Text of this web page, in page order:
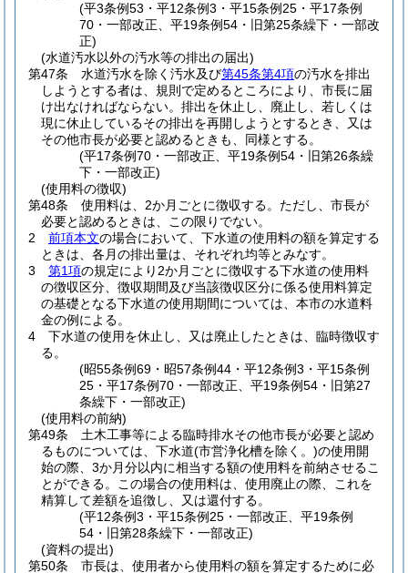
(平3条例53・平12条例3・平15条例25・平17条例
70・一部改正、平19条例54・旧第25条繰下・一部改
正)
(水道汚水以外の汚水等の排出の届出)
第47条
水道汚水を除く汚水及び第45条第4項の汚水を排出
しようとする者は、規則で定めるところにより、市長に届
け出なければならない。 排出を休止し、廃止し、若しくは
現に休止しているその排出を再開しようとするとき、又は
その他市長が必要と認めるときも、同様とする。
(平17条例70・一部改正、平19条例54・旧第26条繰
下・一部改正)
(使用料の徴収)
第48条
使用料は、2か月ごとに徴収する。 ただし、市長が
必要と認めるときは、この限りでない。
2
前項本文の場合において、下水道の使用料の額を算定する
ときは、各月の排出量は、それぞれ均等とみなす。
3
第1項の規定により2か月ごとに徴収する下水道の使用料
の徴収区分、徴収期間及び当該徴収区分に係る使用料算定
の基礎となる下水道の使用期間については、本市の水道料
金の例による。
4
下水道の使用を休止し、又は廃止したときは、臨時徴収す
る。
(昭55条例69・昭57条例44・平12条例3・平15条例
25・平17条例70・一部改正、平19条例54・旧第27
条繰下・一部改正)
(使用料の前納)
第49条
土木工事等による臨時排水その他市長が必要と認め
るものについては、下水道(市営浄化槽を除く。)の使用開
始の際、3か月分以内に相当する額の使用料を前納させるこ
とができる。
この場合の使用料は、使用廃止の際、これを
精算して差額を追徴し、又は還付する。
(平12条例3・平15条例25・一部改正、平19条例
54・旧第28条繰下・一部改正)
(資料の提出)
第50条
市長は、使用者から使用料の額を算定するために必